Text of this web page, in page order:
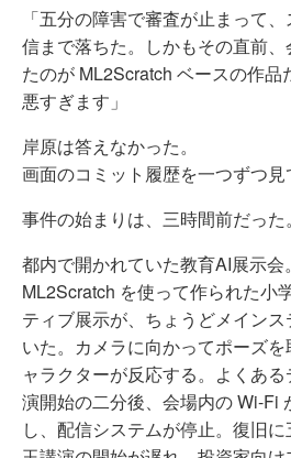
「五分の障害で審査が止まって
信まで落ちた。しかもその直前
たのが ML2Scratch ベースの作
悪すぎます」
岸原は答えなかった。
画面のコミット履歴を一つずつ見
事件の始まりは、三時間前だった。
都内で開かれていた教育AI展示会。
ML2Scratch を使って作られた小
ティブ展示が、ちょうどメイン
いた。カメラに向かってポーズ
ャラクターが反応する。よくあ
演開始の二分後、会場内の Wi-Fi
し、配信システムが停止。復旧